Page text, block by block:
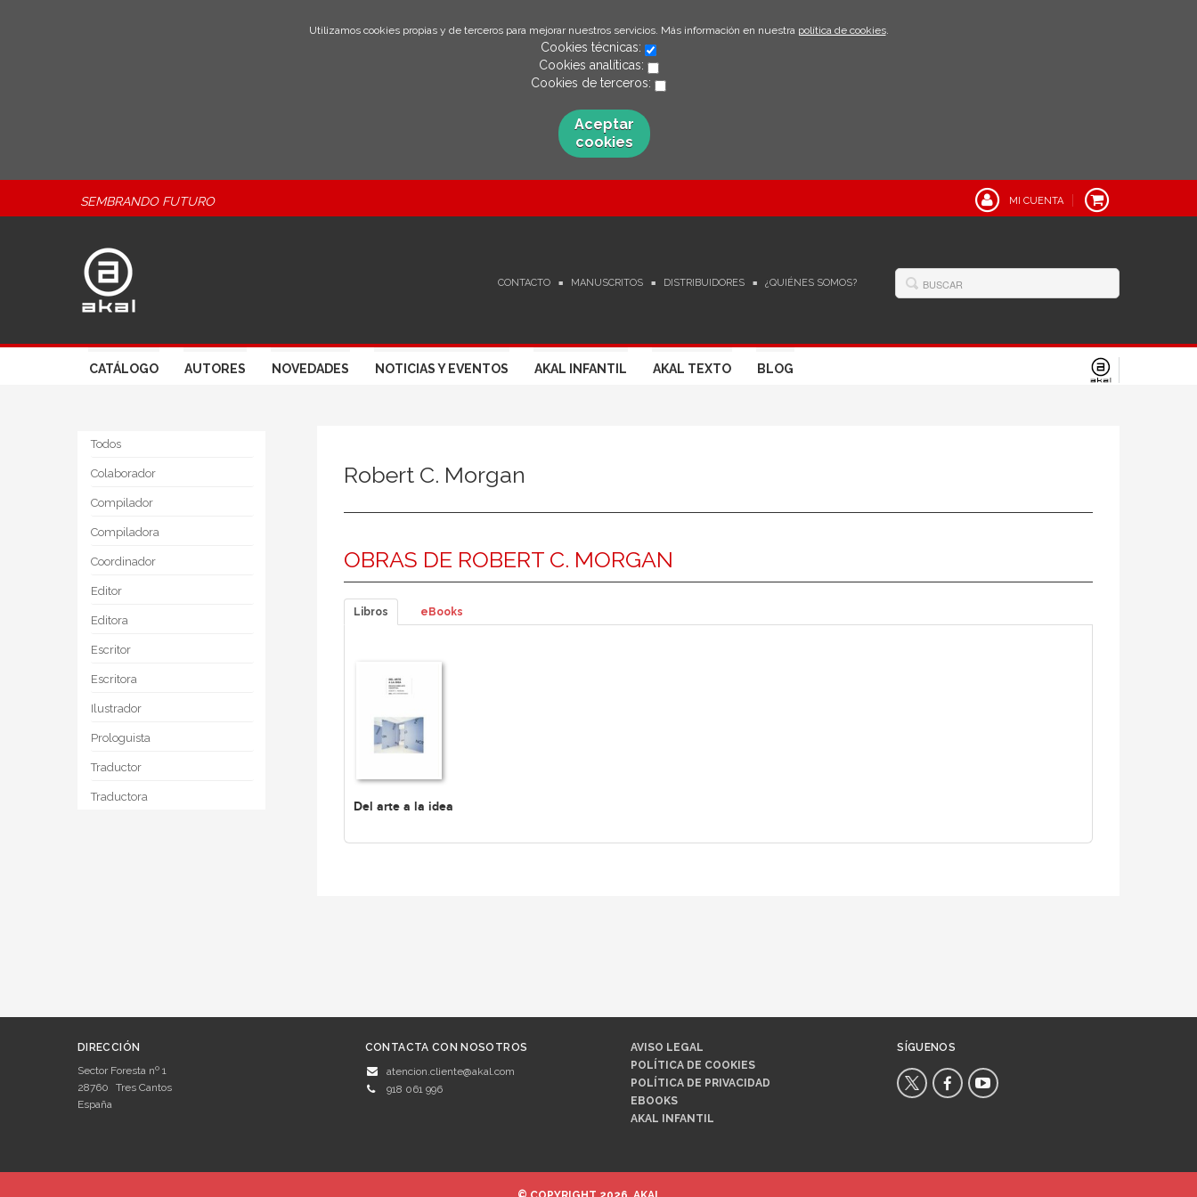
Utilizamos cookies propias y de terceros para mejorar nuestros servicios. Más información en nuestra política de cookies.
Cookies técnicas:
Cookies analíticas:
Cookies de terceros:
Aceptar
cookies
SEMBRANDO FUTURO MI CUENTA
CONTACTO MANUSCRITOS DISTRIBUIDORES ¿QUIÉNES SOMOS?
CATÁLOGO AUTORES NOVEDADES NOTICIAS Y EVENTOS AKAL INFANTIL AKAL TEXTO BLOG
Todos
Colaborador
Compilador
Compiladora
Coordinador
Editor
Editora
Escritor
Escritora
Ilustrador
Prologuista
Traductor
Traductora
Robert C. Morgan
OBRAS DE ROBERT C. MORGAN
Libros eBooks
Del arte a la idea
DIRECCIÓN
Sector Foresta nº 1
28760
Tres Cantos
España
CONTACTA CON NOSOTROS
atencion.cliente@akal.com
918 061 996
AVISO LEGAL
POLÍTICA DE COOKIES
POLÍTICA DE PRIVACIDAD
EBOOKS
AKAL INFANTIL
SÍGUENOS